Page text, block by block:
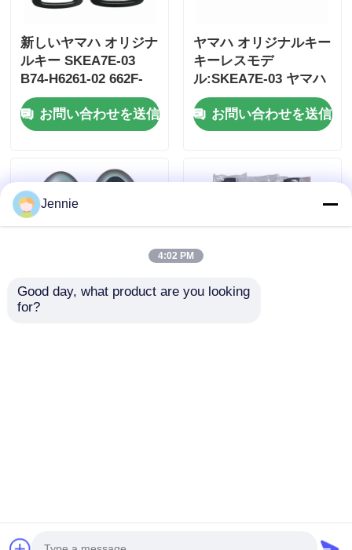
ホーム
ビデオ
会社案内
自動キー
新しいヤマハ オリジナ
ルキー SKEA7E-03
B74-H6261-02 662F-
SKEA7D03
お問い合わせを送信
ヤマハ オリジナルキー
キーレスモデ
ル:SKEA7E-03 ヤマハ
スマートリモートキー
B74-H6261-02/662F-
SKEA7D03
お問い合わせを送信
Jennie
4:02 PM
Good day, what product are you looking
for?